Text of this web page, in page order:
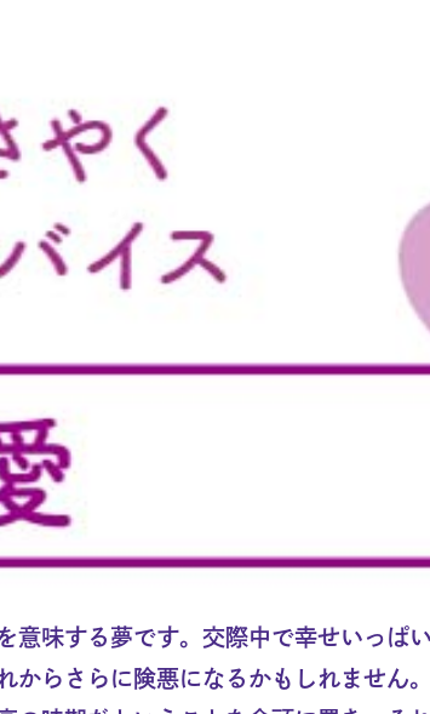
意味する夢です。交際中で幸せいっぱ
からさらに険悪になるかもしれません。